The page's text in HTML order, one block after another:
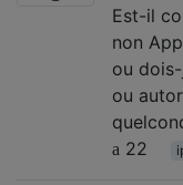
Est-il
non
ou
ou
22